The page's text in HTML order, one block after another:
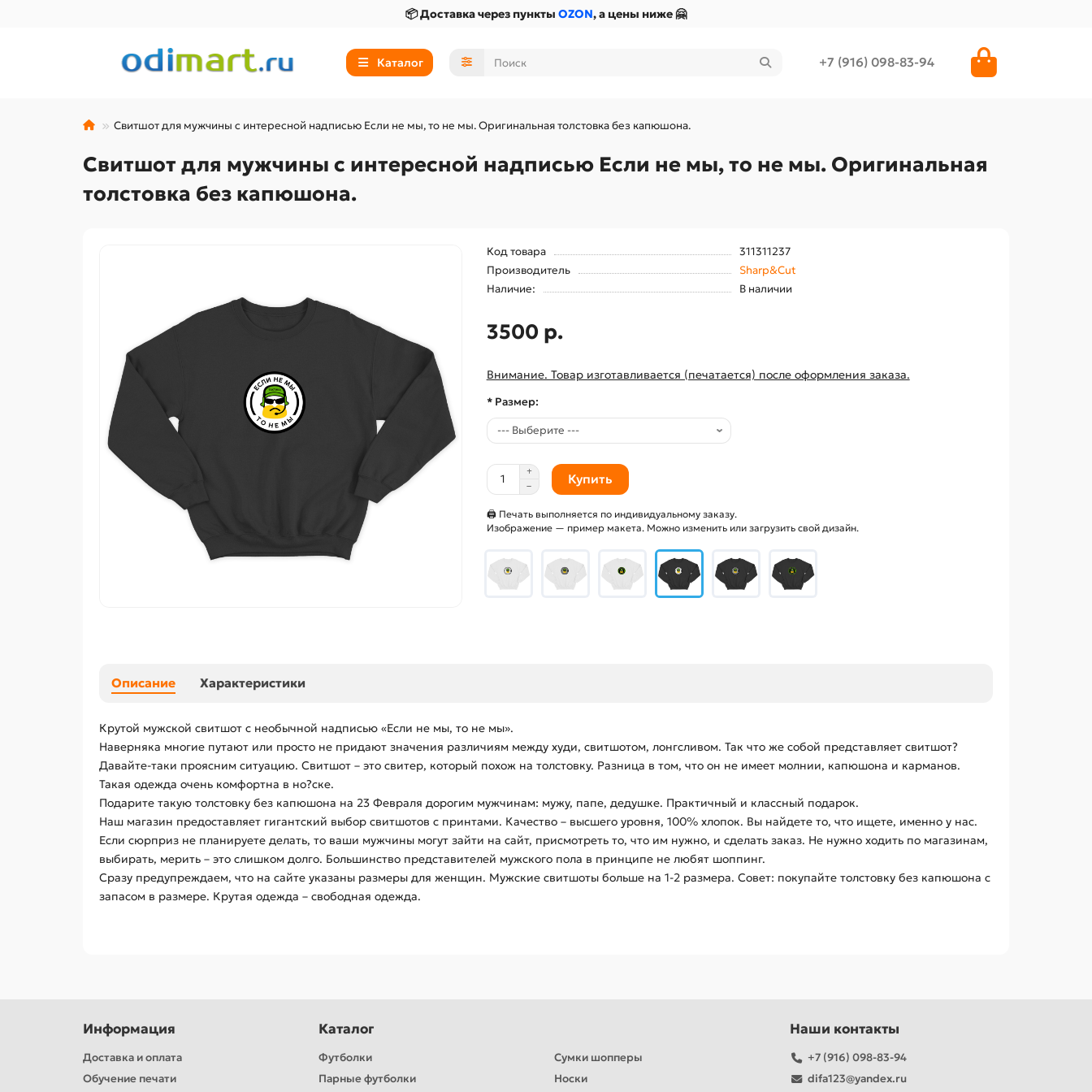
📦 Доставка через пункты OZON, а цены ниже 🤗
Каталог +7 (916) 098-83-94
Свитшот для мужчины с интересной надписью Если не мы, то не мы. Оригинальная толстовка без капюшона.
Свитшот для мужчины с интересной надписью Если не мы, то не мы. Оригинальная
толстовка без капюшона.
Код товара
311311237
Производитель
Sharp&Cut
Наличие:
В наличии
3500 р.
Внимание. Товар изготавливается (печатается) после оформления заказа.
* Размер:
Купить
🖨 Печать выполняется по индивидуальному заказу.
Изображение — пример макета. Можно изменить или загрузить свой дизайн.
Описание Характеристики
Крутой мужской свитшот с необычной надписью «Если не мы, то не мы».
Наверняка многие путают или просто не придают значения различиям между худи, свитшотом, лонгсливом. Так что же собой представляет свитшот?
Давайте-таки проясним ситуацию. Свитшот – это свитер, который похож на толстовку. Разница в том, что он не имеет молнии, капюшона и карманов.
Такая одежда очень комфортна в но?ске.
Подарите такую толстовку без капюшона на 23 Февраля дорогим мужчинам: мужу, папе, дедушке. Практичный и классный подарок.
Наш магазин предоставляет гигантский выбор свитшотов с принтами. Качество – высшего уровня, 100% хлопок. Вы найдете то, что ищете, именно у нас.
Если сюрприз не планируете делать, то ваши мужчины могут зайти на сайт, присмотреть то, что им нужно, и сделать заказ. Не нужно ходить по магазинам,
выбирать, мерить – это слишком долго. Большинство представителей мужского пола в принципе не любят шоппинг.
Сразу предупреждаем, что на сайте указаны размеры для женщин. Мужские свитшоты больше на 1-2 размера. Совет: покупайте толстовку без капюшона с
запасом в размере. Крутая одежда – свободная одежда.
Информация
Доставка и оплата
Обучение печати
Каталог
Футболки
Парные футболки
Сумки шопперы
Носки
Наши контакты
+7 (916) 098-83-94
difa123@yandex.ru